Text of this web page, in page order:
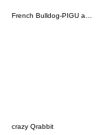
crazy Qrabbit